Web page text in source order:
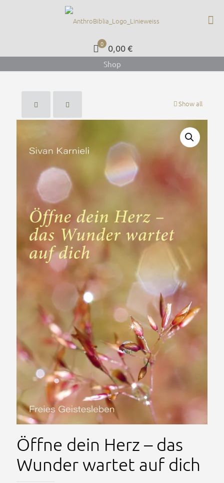
0 0,00 €
Shop
Show all
Öffne dein Herz – das
Wunder wartet auf dich